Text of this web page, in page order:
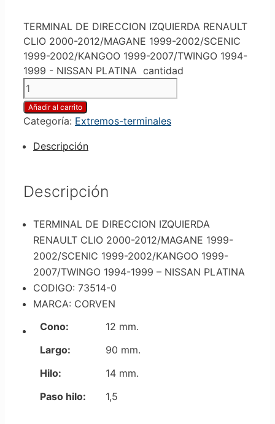
TERMINAL DE DIRECCION IZQUIERDA RENAULT
CLIO 2000-2012/MAGANE 1999-2002/SCENIC
1999-2002/KANGOO 1999-2007/TWINGO 1994-
1999 - NISSAN PLATINA cantidad
Añadir al carrito
Categoría: Extremos-terminales
Descripción
Descripción
TERMINAL DE DIRECCION IZQUIERDA
RENAULT CLIO 2000-2012/MAGANE 1999-
2002/SCENIC 1999-2002/KANGOO 1999-
2007/TWINGO 1994-1999 – NISSAN PLATINA
CODIGO: 73514-0
MARCA: CORVEN
Cono:
12 mm.
Largo:
90 mm.
Hilo:
14 mm.
Paso hilo:
1,5